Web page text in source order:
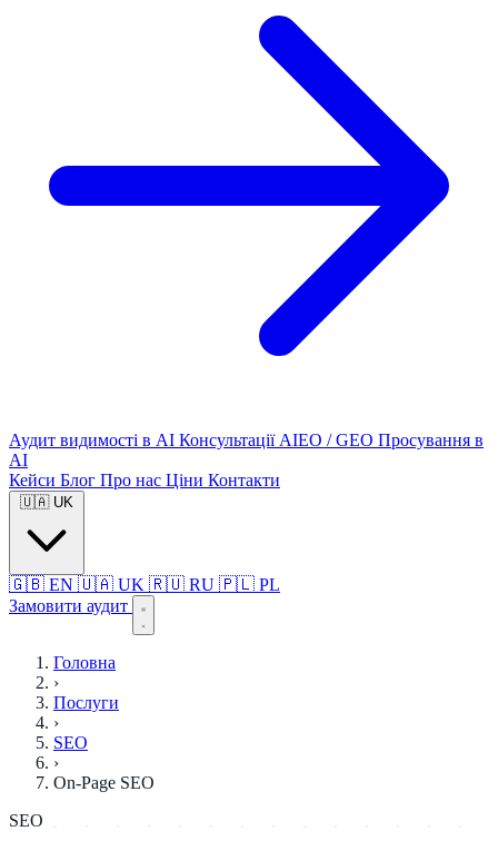
Аудит видимості в AI Консультації AIEO / GEO Просування в
AI
Кейси Блог Про нас Ціни Контакти
🇺🇦 UK
🇬🇧 EN 🇺🇦 UK 🇷🇺 RU 🇵🇱 PL
Замовити аудит
Головна
›
Послуги
›
SEO
›
On-Page SEO
SEO